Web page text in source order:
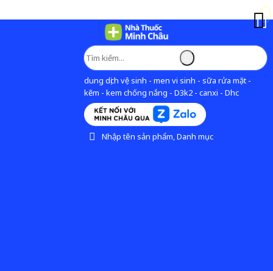
dung dịch vệ sinh - men vi sinh - sữa rửa mặt -
kẽm - kem chống nắng - D3k2 - canxi - Dhc
Nhập tên sản phẩm, Danh mục